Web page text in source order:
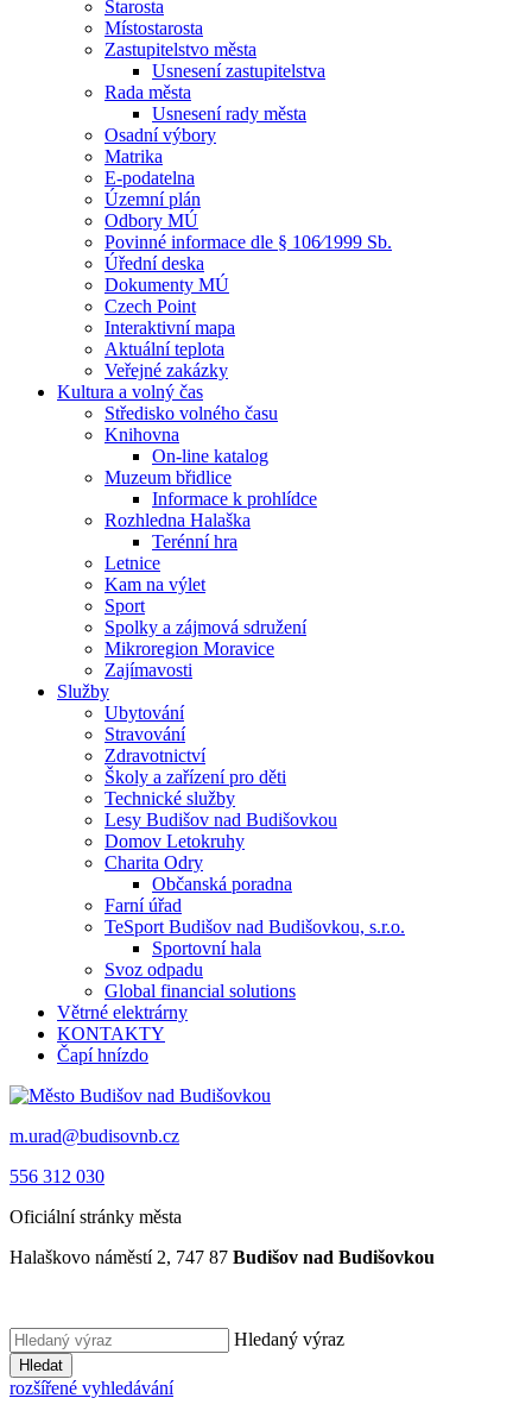
Starosta
Místostarosta
Zastupitelstvo města
Usnesení zastupitelstva
Rada města
Usnesení rady města
Osadní výbory
Matrika
E-podatelna
Územní plán
Odbory MÚ
Povinné informace dle § 106⁄1999 Sb.
Úřední deska
Dokumenty MÚ
Czech Point
Interaktivní mapa
Aktuální teplota
Veřejné zakázky
Kultura a volný čas
Středisko volného času
Knihovna
On-line katalog
Muzeum břidlice
Informace k prohlídce
Rozhledna Halaška
Terénní hra
Letnice
Kam na výlet
Sport
Spolky a zájmová sdružení
Mikroregion Moravice
Zajímavosti
Služby
Ubytování
Stravování
Zdravotnictví
Školy a zařízení pro děti
Technické služby
Lesy Budišov nad Budišovkou
Domov Letokruhy
Charita Odry
Občanská poradna
Farní úřad
TeSport Budišov nad Budišovkou, s.r.o.
Sportovní hala
Svoz odpadu
Global financial solutions
Větrné elektrárny
KONTAKTY
Čapí hnízdo
m.urad@budisovnb.cz
556 312 030
Oficiální stránky města
Halaškovo náměstí 2, 747 87 Budišov nad Budišovkou
Hledaný výraz
Hledat
rozšířené vyhledávání